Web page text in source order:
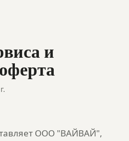
и
ООО "ВАЙВАЙ",